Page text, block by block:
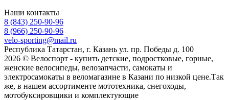
Наши контакты
8 (843) 250-90-96
8 (966) 250-90-96
velo-sporting@mail.ru
Республика Татарстан, г. Казань ул. пр. Победы д. 100
2026 © Велоспорт - купить детские, подростковые, горные,
женские велосипеды, велозапчасти, самокаты и
электросамокаты в веломагазине в Казани по низкой цене.Так
же, в нашем ассортименте мототехника, снегоходы,
мотобуксировщики и комплектующие